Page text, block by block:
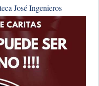
José Ingenieros